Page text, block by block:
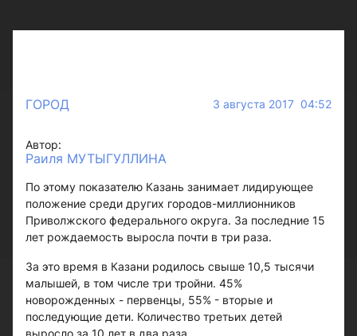
ГОРОД 3 августа 2017 04:52
Автор:
Раиля МУТЫГУЛЛИНА
По этому показателю Казань занимает лидирующее
положение среди других городов-миллионников
Приволжского федерального округа. За последние 15
лет рождаемость выросла почти в три раза.
За это время в Казани родилось свыше 10,5 тысячи
малышей, в том числе три тройни. 45%
новорожденных - первенцы, 55% - вторые и
последующие дети. Количество третьих детей
выросло за 10 лет в два раза.